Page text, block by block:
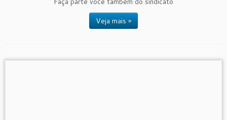
Veja mais »